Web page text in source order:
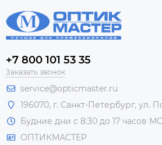
+7 800 101 53 35
Заказать звонок
service@opticmaster.ru
196070, г. Санкт-Петербург, ул.
Будние дни с 8:30 до 17 часов
ОПТИКМАСТЕР